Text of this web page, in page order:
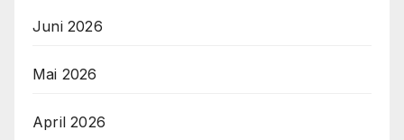
Juni 2026
Mai 2026
April 2026